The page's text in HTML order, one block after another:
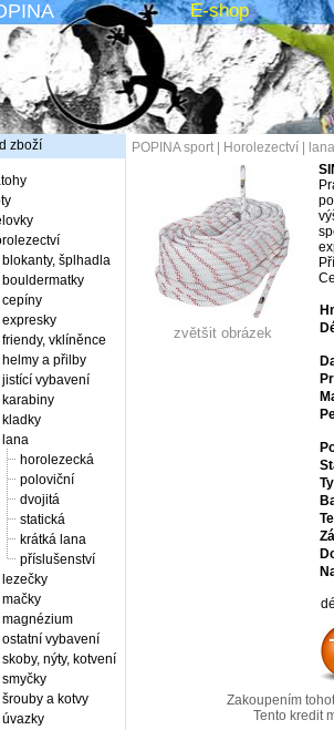
E-shop
zboží
blokanty, šplhadla
bouldermatky
cepíny
expresky
friendy, vklíněnce
helmy a přilby
jistící vybavení
karabiny
kladky
lana
horolezecká
poloviční
dvojitá
statická
krátká lana
příslušenství
lezečky
mačky
magnézium
ostatní vybavení
skoby, nýty, kotvení
smyčky
šrouby a kotvy
úvazky
POPINA sport| Horolezectví lana
zvětšit obrázek
Zakoupením
Tento kredit